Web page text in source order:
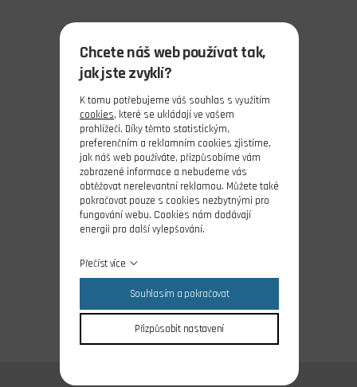
Chcete náš web používat tak,
jak jste zvyklí?
K tomu potřebujeme váš souhlas s využitím
cookies, které se ukládají ve vašem
prohlížeči. Díky těmto statistickým,
preferenčním a reklamním cookies zjistíme,
jak náš web používáte, přizpůsobíme vám
zobrazené informace a nebudeme vás
obtěžovat nerelevantní reklamou. Můžete také
pokračovat pouze s cookies nezbytnými pro
fungování webu. Cookies nám dodávají
energii pro další vylepšování.
Přečíst více
Souhlasím a pokračovat
Přizpůsobit nastavení